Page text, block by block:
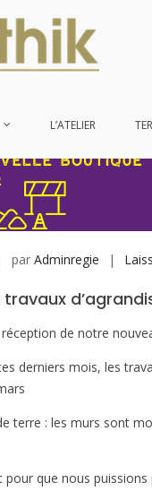
L’ATELIER
des
par Adminregie
réception de notre
derniers mois, les
terre : les murs sont
que nous